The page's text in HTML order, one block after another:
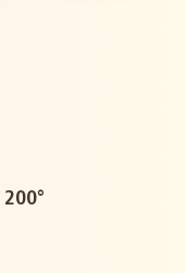
200°